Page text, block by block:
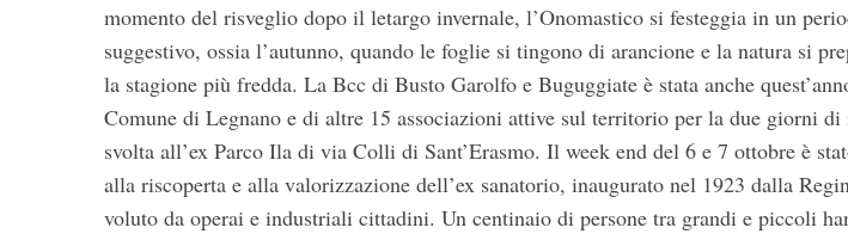
momento del risveglio dopo il letargo invernale, l’Onomastico si festeggia in un
suggestivo, ossia l’autunno, quando le foglie si tingono di arancione e la natura si
la stagione più fredda. La Bcc di Busto Garolfo e Buguggiate è stata anche
Comune di Legnano e di altre 15 associazioni attive sul territorio per la due giorni
svolta all’ex Parco Ila di via Colli di Sant’Erasmo. Il week end del 6 e 7 ottobre è
alla riscoperta e alla valorizzazione dell’ex sanatorio, inaugurato nel 1923 dalla
voluto da operai e industriali cittadini. Un centinaio di persone tra grandi e piccoli